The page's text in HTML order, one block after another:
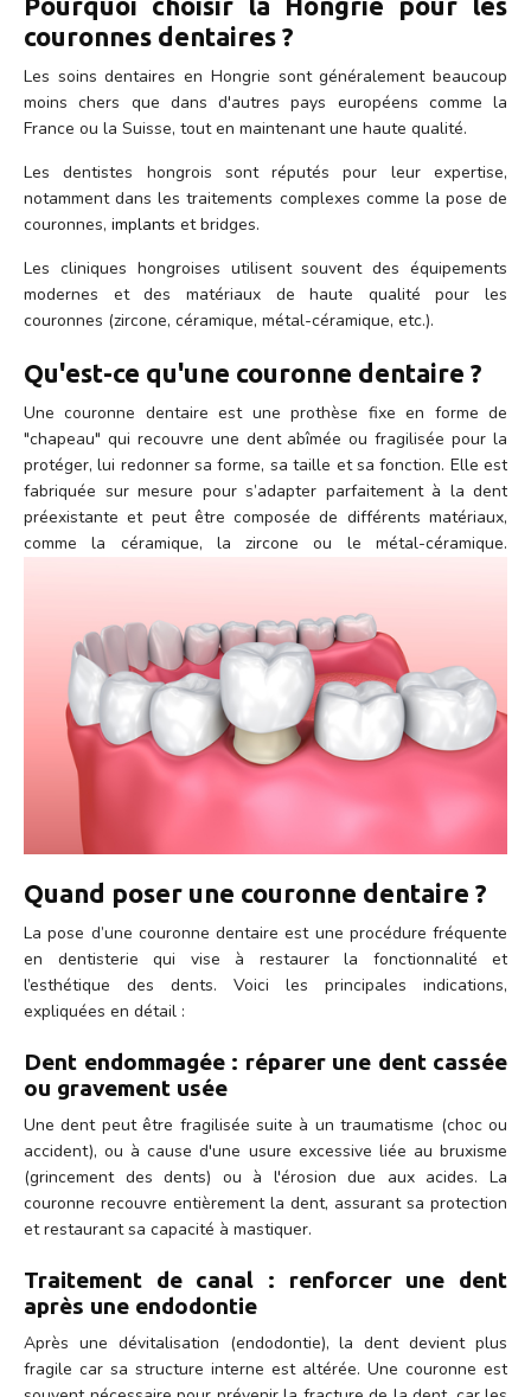
couronnes dentaires ?
Les soins dentaires en Hongrie sont généralement beaucoup
moins chers que dans d'autres pays européens comme la
France ou la Suisse, tout en maintenant une haute qualité.
Les dentistes hongrois sont réputés pour leur expertise,
notamment dans les traitements complexes comme la pose de
couronnes, implants et bridges.
Les cliniques hongroises utilisent souvent des équipements
modernes et des matériaux de haute qualité pour les
couronnes (zircone, céramique, métal-céramique, etc.).
Qu'est-ce qu'une couronne dentaire ?
Une couronne dentaire est une prothèse fixe en forme de
"chapeau" qui recouvre une dent abîmée ou fragilisée pour la
protéger, lui redonner sa forme, sa taille et sa fonction. Elle est
fabriquée sur mesure pour s’adapter parfaitement à la dent
préexistante et peut être composée de différents matériaux,
comme la céramique, la zircone ou le métal-céramique.
Quand poser une couronne dentaire ?
La pose d’une couronne dentaire est une procédure fréquente
en dentisterie qui vise à restaurer la fonctionnalité et
l’esthétique des dents. Voici les principales indications,
expliquées en détail :
Dent endommagée : réparer une dent cassée
ou gravement usée
Une dent peut être fragilisée suite à un traumatisme (choc ou
accident), ou à cause d'une usure excessive liée au bruxisme
(grincement des dents) ou à l'érosion due aux acides. La
couronne recouvre entièrement la dent, assurant sa protection
et restaurant sa capacité à mastiquer.
Traitement de canal : renforcer une dent
après une endodontie
Après une dévitalisation (endodontie), la dent devient plus
fragile car sa structure interne est altérée. Une couronne est